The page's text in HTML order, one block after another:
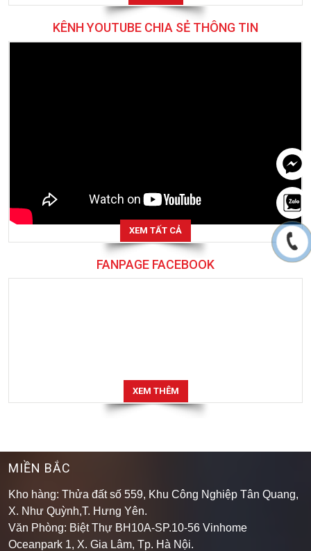
KÊNH YOUTUBE CHIA SẺ THÔNG TIN
XEM TẤT CẢ
FANPAGE FACEBOOK
XEM THÊM
MIỀN BẮC
Kho hàng: Thửa đất số 559, Khu Công Nghiệp Tân Quang,
X. Như Quỳnh,T. Hưng Yên.
Văn Phòng: Biệt Thự BH10A-SP.10-56 Vinhome
Oceanpark 1, X. Gia Lâm, Tp. Hà Nội.